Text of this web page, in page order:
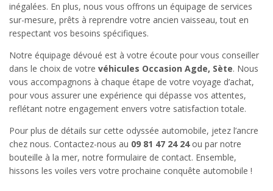
inégalées. En plus, nous vous offrons un équipage de services
sur-mesure, prêts à reprendre votre ancien vaisseau, tout en
respectant vos besoins spécifiques.
Notre équipage dévoué est à votre écoute pour vous conseiller
dans le choix de votre véhicules Occasion Agde, Sète. Nous
vous accompagnons à chaque étape de votre voyage d’achat,
pour vous assurer une expérience qui dépasse vos attentes,
reflétant notre engagement envers votre satisfaction totale.
Pour plus de détails sur cette odyssée automobile, jetez l’ancre
chez nous. Contactez-nous au 09 81 47 24 24ou par notre
bouteille à la mer, notre formulaire de contact. Ensemble,
hissons les voiles vers votre prochaine conquête automobile !